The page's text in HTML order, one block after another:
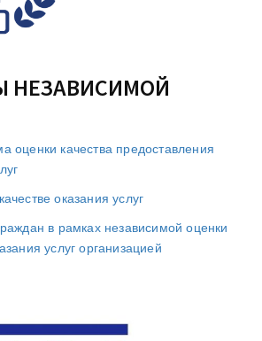
НЕЗАВИСИМОЙ
оценки качества предоставления
оказания услуг
в рамках независимой оценки
услуг организацией